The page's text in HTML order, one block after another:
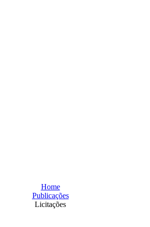
Home
Publicações
Licitações